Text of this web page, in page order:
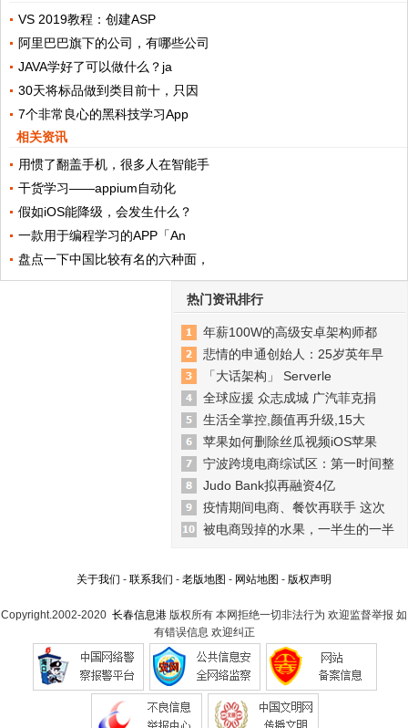
VS 2019教程：创建ASP
阿里巴巴旗下的公司，有哪些公司
JAVA学好了可以做什么？ja
30天将标品做到类目前十，只因
7个非常良心的黑科技学习App
相关资讯
用惯了翻盖手机，很多人在智能手
干货学习——appium自动化
假如iOS能降级，会发生什么？
一款用于编程学习的APP「An
盘点一下中国比较有名的六种面，
热门资讯排行
年薪100W的高级安卓架构师都
悲情的申通创始人：25岁英年早
「大话架构」 Serverle
全球应援 众志成城 广汽菲克捐
生活全掌控,颜值再升级,15大
苹果如何删除丝瓜视频iOS苹果
宁波跨境电商综试区：第一时间整
Judo Bank拟再融资4亿
疫情期间电商、餐饮再联手 这次
被电商毁掉的水果，一半生的一半
关于我们 - 联系我们 - 老版地图 - 网站地图 - 版权声明
Copyright.2002-2020 长春信息港 版权所有 本网拒绝一切非法行为 欢迎监督举报 如
有错误信息 欢迎纠正